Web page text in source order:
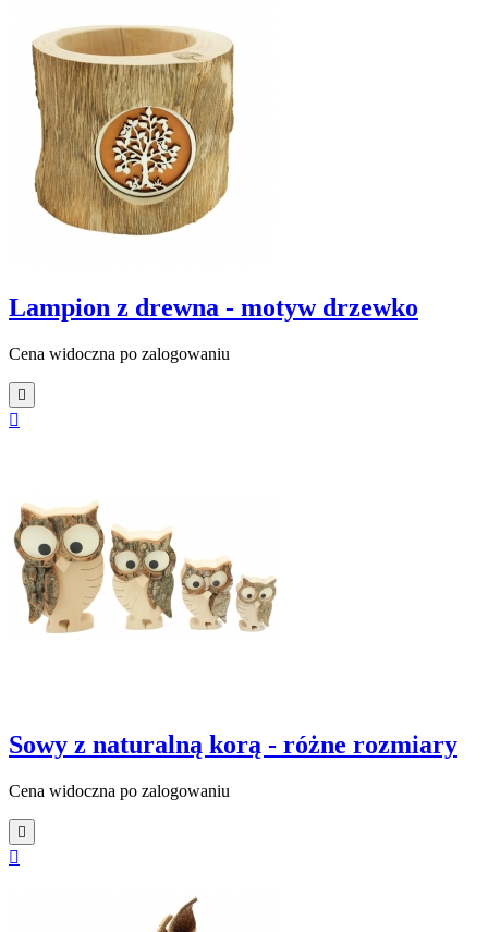
Lampion z drewna - motyw drzewko
Cena widoczna po zalogowaniu


Sowy z naturalną korą - różne rozmiary
Cena widoczna po zalogowaniu

